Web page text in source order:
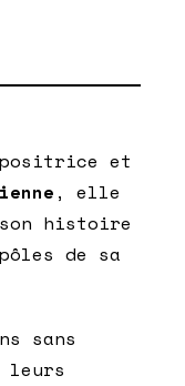
et
, elle
histoire
de sa
sans